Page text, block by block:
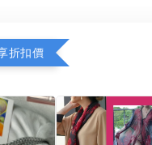
折扣價